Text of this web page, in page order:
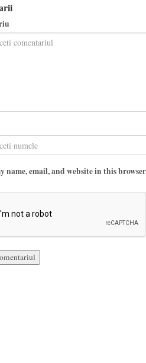
name, email, and website in this